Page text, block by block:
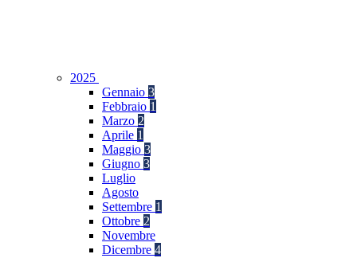
2025
Gennaio 3
Febbraio 1
Marzo 2
Aprile 1
Maggio 3
Giugno 3
Luglio
Agosto
Settembre 1
Ottobre 2
Novembre
Dicembre 4